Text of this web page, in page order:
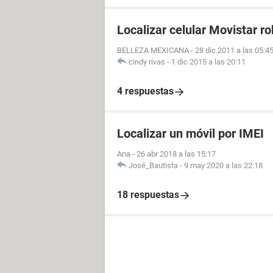
Localizar celular Movistar
BELLEZA MEXICANA - 28 dic 2011 a las 05:45
cindy rivas - 1 dic 2015 a las 20:11
4 respuestas
Localizar un móvil por IMEI
Ana - 26 abr 2018 a las 15:17
José_Bautista - 9 may 2020 a las 22:18
18 respuestas